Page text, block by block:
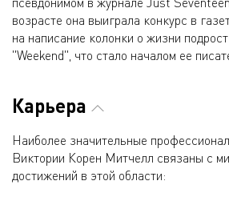
возрасте она выиграла конкурс в
на написание колонки о жизни
"Weekend", что стало началом ее
Карьера
Наиболее значительные
Виктории Корен Митчелл связаны с
достижений в этой области: